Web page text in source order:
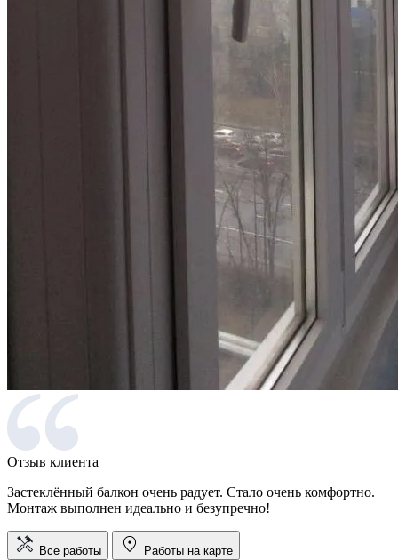
Отзыв клиента
Застеклённый балкон очень радует. Стало очень комфортно.
Монтаж выполнен идеально и безупречно!
Все работы Работы на карте